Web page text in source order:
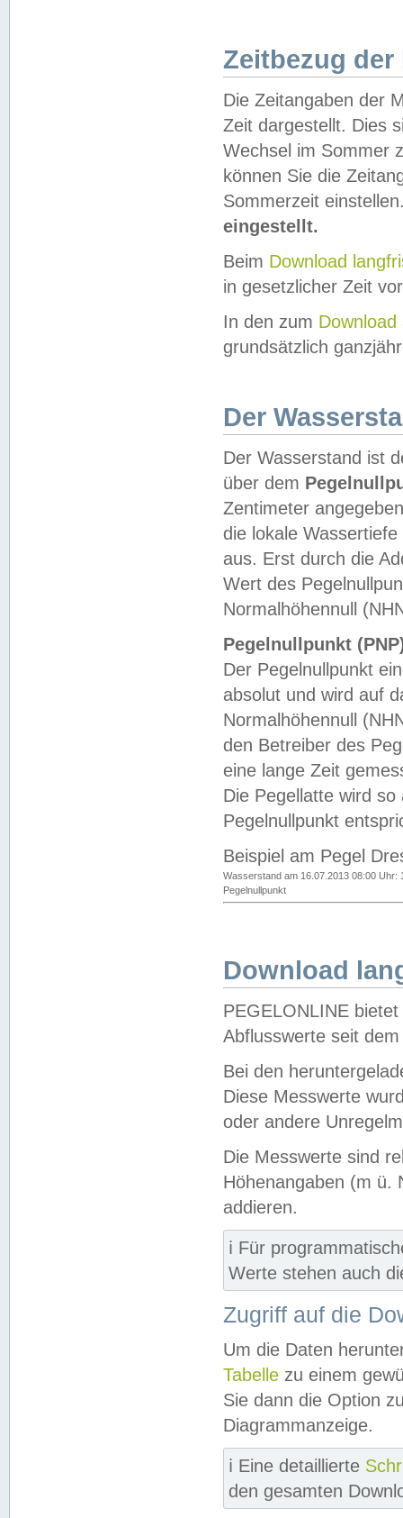
Zeitbezug der
Die Zeitangaben der
Zeit dargestellt. Dies
Wechsel im Sommer
können Sie die
Sommerzeit
eingestellt.
Beim Download
in gesetzlicher Zeit
In den zum Download
grundsätzlich
Der
Der Wasserstand ist
über dem
Zentimeter
die lokale
aus. Erst durch die
Wert des
Normalhöhennull
Pegelnullpunkt
Der Pegelnullpunkt
absolut und wird auf
Normalhöhennull
den Betreiber des
eine lange Zeit
Die Pegellatte wird
Pegelnullpunkt
Beispiel am Pegel
Wasserstand am 16.07.2013 08:00 Uhr:
Pegelnullpunkt
Download
PEGELONLINE
Abflusswerte seit
Bei den
Diese Messwerte
oder andere
Die Messwerte sind
Höhenangaben (m ü.
addieren.
ℹ️ Für
Werte stehen auch
Zugriff auf die
Um die Daten
Tabelle zu einem
Sie dann die Option
Diagrammanzeige.
ℹ️ Eine detaillierte
den gesamten